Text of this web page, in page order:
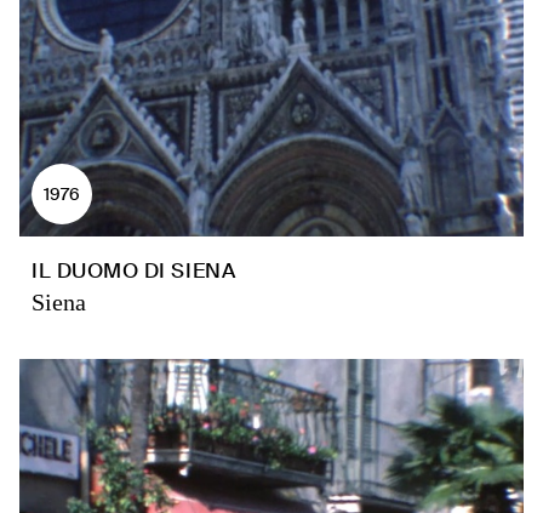
1976
IL DUOMO DI SIENA
Siena